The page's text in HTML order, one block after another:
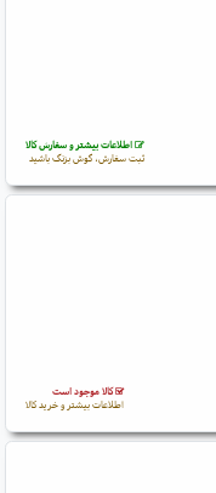
اطلاعات بیشتر و سفارش کالا
ثبت سفارش، گوش بزنگ باشید
کالا موجود است
اطلاعات بیشتر و خرید کالا